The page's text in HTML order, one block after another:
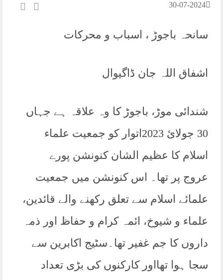
30-07-2024
سانحہ باجوڑ ، اسباب و محرکات
اشفاق اللہ جان ڈاگیوال
شندائی موڑ، باجوڑ کا وہ علاقہ ہے جہاں
30 جولائ 2023اتوار کو جمعیت علماء
اسلام کا عظیم الشان کنونشن پورے
عروج پر تھا۔ اس کنونشن میں جمعیت
علمائے اسلام سے تعلق رکھنے والے قائدین،
علماء و شیوخ، ائمہ کرام و حفاظ اور ذمہ
داروں کا جم غفیر تھا۔سٹیج اکابرین سے
سجا ہوا تھااور کارکنوں کی بڑی تعداد